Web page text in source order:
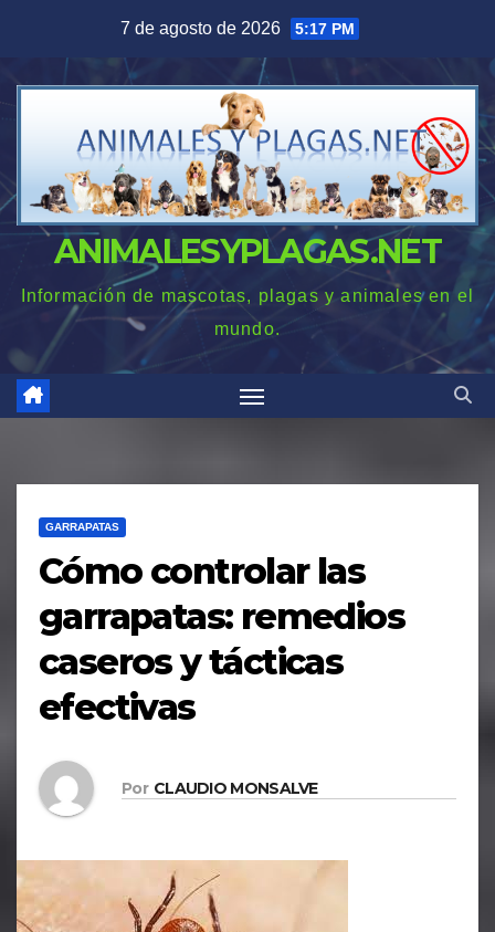
contenido
7 de agosto de 2026 5:17 PM
ANIMALESYPLAGAS.NET
Información de mascotas, plagas y animales en el
mundo.
GARRAPATAS
Cómo controlar las
garrapatas: remedios
caseros y tácticas
efectivas
Por CLAUDIO MONSALVE